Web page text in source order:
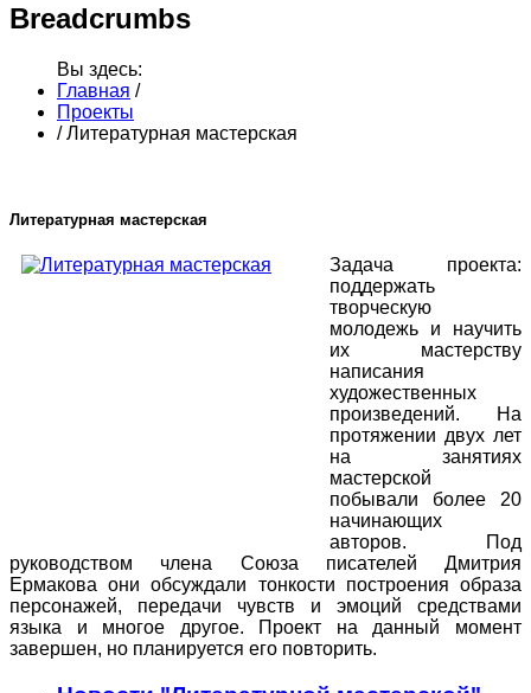
Breadcrumbs
Вы здесь:
Главная /
Проекты
/ Литературная мастерская
Литературная мастерская
Задача проекта:
поддержать
творческую
молодежь и научить
их мастерству
написания
художественных
произведений. На
протяжении двух лет
на занятиях
мастерской
побывали более 20
начинающих
авторов. Под
руководством члена Союза писателей Дмитрия
Ермакова они обсуждали тонкости построения образа
персонажей, передачи чувств и эмоций средствами
языка и многое другое. Проект на данный момент
завершен, но планируется его повторить.